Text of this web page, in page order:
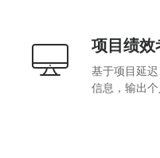
项目绩效
基于项目延
信息，输出个